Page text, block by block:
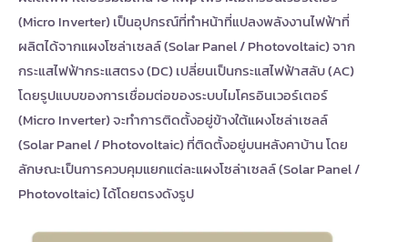
(Micro Inverter) เป็นอุปกรณ์ที่ทำหน้าที่แปลงพลังงานไฟฟ้าที่
ผลิตได้จากแผงโซล่าเซลล์ (Solar Panel / Photovoltaic) จาก
กระแสไฟฟ้ากระแสตรง (DC) เปลี่ยนเป็นกระแสไฟฟ้าสลับ (AC)
โดยรูปแบบของการเชื่อมต่อของระบบไมโครอินเวอร์เตอร์
(Micro Inverter) จะทำการติดตั้งอยู่ข้างใต้แผงโซล่าเซลล์
(Solar Panel / Photovoltaic) ที่ติดตั้งอยู่บนหลังคาบ้าน โดย
ลักษณะเป็นการควบคุมแยกแต่ละแผงโซล่าเซลล์(Solar Panel /
Photovoltaic)ได้โดยตรงดังรูป